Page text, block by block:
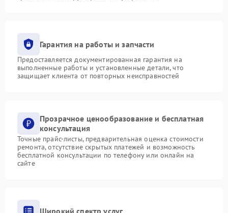
Гарантия на работы и запчасти
Предоставляется документированная гарантия на
выполненные работы и установленные детали, что
защищает клиента от повторных неисправностей
Прозрачное ценообразование и бесплатная
консультация
Точные прайс-листы, предварительная оценка стоимости
ремонта, отсутствие скрытых платежей и возможность
бесплатной консультации по телефону или онлайн на
сайте
Широкий спектр услуг